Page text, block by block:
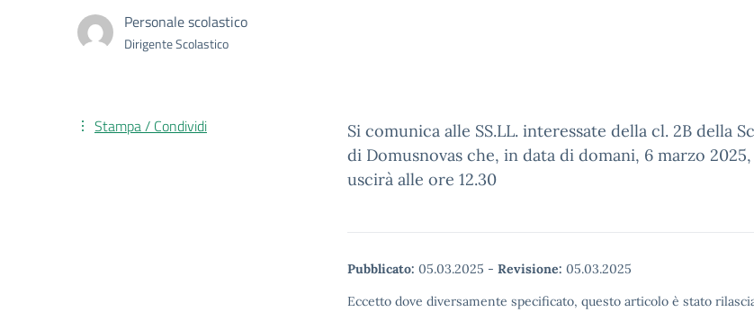
Personale scolastico
Dirigente Scolastico
Si comunica alle SS.LL. interessate della cl. 2B della
di Domusnovas che, in data di domani, 6 marzo 2025,
uscirà alle ore 12.30
Pubblicato: 05.03.2025 - Revisione: 05.03.2025
Eccetto dove diversamente specificato, questo articolo è stato
Stampa / Condividi